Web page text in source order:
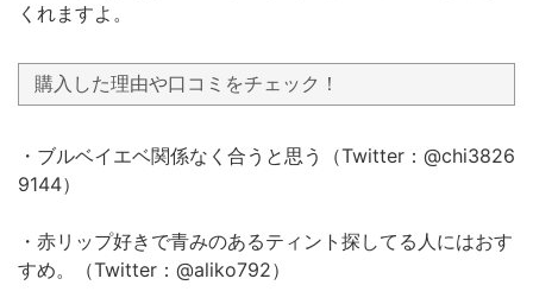
くれますよ。
購入した理由や口コミをチェック！
・ブルベイエベ関係なく合うと思う（Twitter：@chi3826
9144）
・赤リップ好きで青みのあるティント探してる人にはおす
すめ。（Twitter：@aliko792）